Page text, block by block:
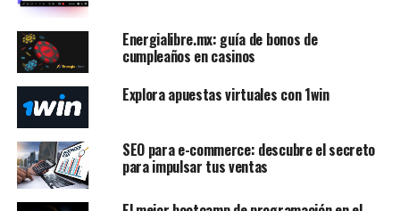
Energialibre.mx: guía de bonos de
cumpleaños en casinos
Explora apuestas virtuales con 1win
SEO para e-commerce: descubre el secreto
para impulsar tus ventas